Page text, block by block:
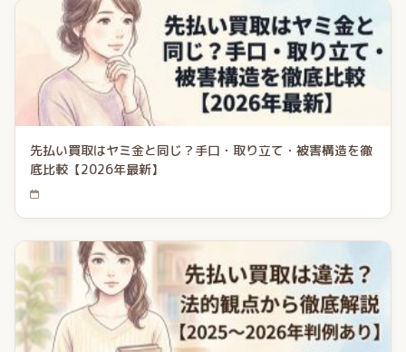
先払い買取はヤミ金と同じ？手口・取り立て・被害構造を徹
底比較【2026年最新】